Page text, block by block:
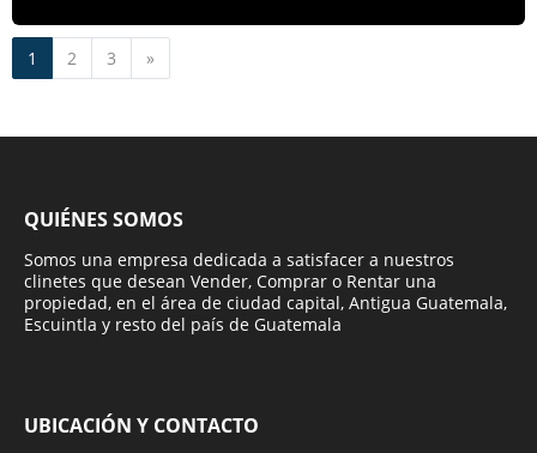
1 2 3 »
QUIÉNES SOMOS
Somos una empresa dedicada a satisfacer a nuestros
clinetes que desean Vender, Comprar o Rentar una
propiedad, en el área de ciudad capital, Antigua Guatemala,
Escuintla y resto del país de Guatemala
UBICACIÓN Y CONTACTO